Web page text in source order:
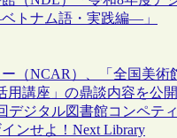
トナム語・実践編―」
（NCAR）、「全国美術
用講座」の鼎談内容を公開
デジタル図書館コンペティ
ンせよ！Next Library